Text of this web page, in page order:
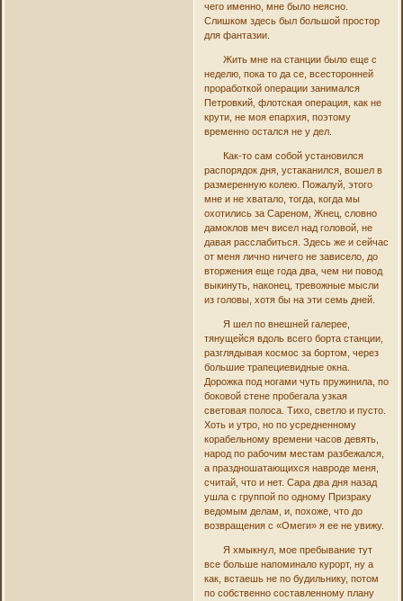
чего именно, мне было неясно.
Слишком здесь был большой простор
для фантазии.
Жить мне на станции было еще с
неделю, пока то да се, всесторонней
проработкой операции занимался
Петровкий, флотская операция, как не
крути, не моя епархия, поэтому
временно остался не у дел.
Как-то сам собой установился
распорядок дня, устаканился, вошел в
размеренную колею. Пожалуй, этого
мне и не хватало, тогда, когда мы
охотились за Сареном, Жнец, словно
дамоклов меч висел над головой, не
давая расслабиться. Здесь же и сейчас
от меня лично ничего не зависело, до
вторжения еще года два, чем ни повод
выкинуть, наконец, тревожные мысли
из головы, хотя бы на эти семь дней.
Я шел по внешней галерее,
тянущейся вдоль всего борта станции,
разглядывая космос за бортом, через
большие трапециевидные окна.
Дорожка под ногами чуть пружинила, по
боковой стене пробегала узкая
световая полоса. Тихо, светло и пусто.
Хоть и утро, но по усредненному
корабельному времени часов девять,
народ по рабочим местам разбежался,
а праздношатающихся навроде меня,
считай, что и нет. Сара два дня назад
ушла с группой по одному Призраку
ведомым делам, и, похоже, что до
возвращения с «Омеги» я ее не увижу.
Я хмыкнул, мое пребывание тут
все больше напоминало курорт, ну а
как, встаешь не по будильнику, потом
по собственно составленному плану